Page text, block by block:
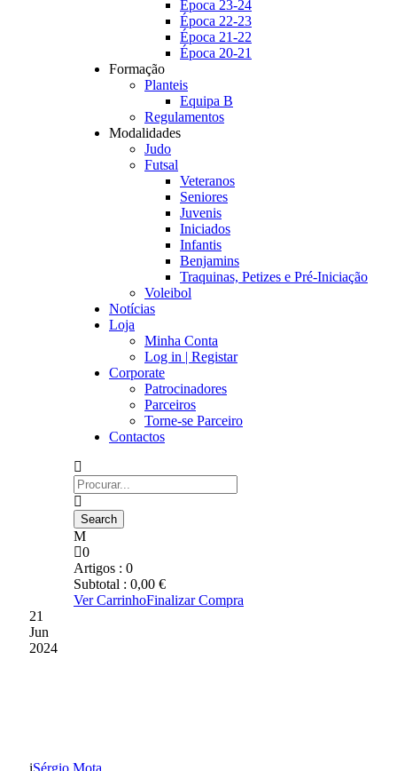
Época 23-24
Época 22-23
Época 21-22
Época 20-21
Formação
Planteis
Equipa B
Regulamentos
Modalidades
Judo
Futsal
Veteranos
Seniores
Juvenis
Iniciados
Infantis
Benjamins
Traquinas, Petizes e Pré-Iniciação
Voleibol
Notícias
Loja
Minha Conta
Log in | Registar
Corporate
Patrocinadores
Parceiros
Torne-se Parceiro
Contactos
0
Artigos : 0
Subtotal : 0,00 €
Ver CarrinhoFinalizar Compra
21
Jun
2024
Sérgio Mota